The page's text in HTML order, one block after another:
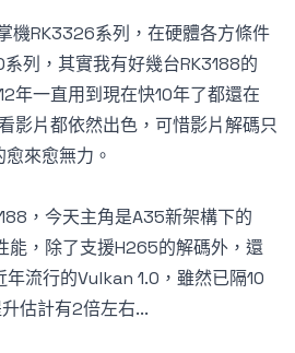
機RK3326系列，在硬體各方條件
列，其實我有好幾台RK3188的
年一直用到現在快10年了都還在
影片都依然出色，可惜影片解碼只
來愈無力。
，今天主角是A35新架構下的
能，除了支援H265的解碼外，還
年流行的Vulkan 1.0，雖然已隔10
估計有2倍左右...